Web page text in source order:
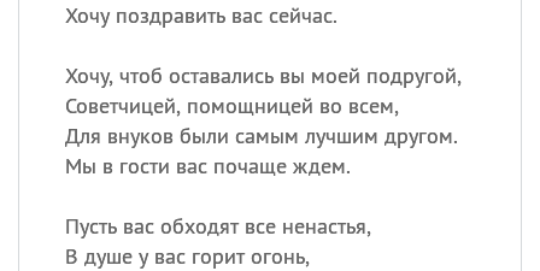
Хочу поздравить вас сейчас.
Хочу, чтоб оставались вы моей подругой,
Советчицей, помощницей во всем,
Для внуков были самым лучшим другом.
Мы в гости вас почаще ждем.
Пусть вас обходят все ненастья,
В душе у вас горит огонь,